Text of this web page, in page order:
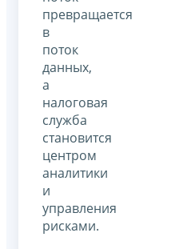
превращается
в
поток
данных,
а
налоговая
служба
становится
центром
аналитики
и
управления
рисками.